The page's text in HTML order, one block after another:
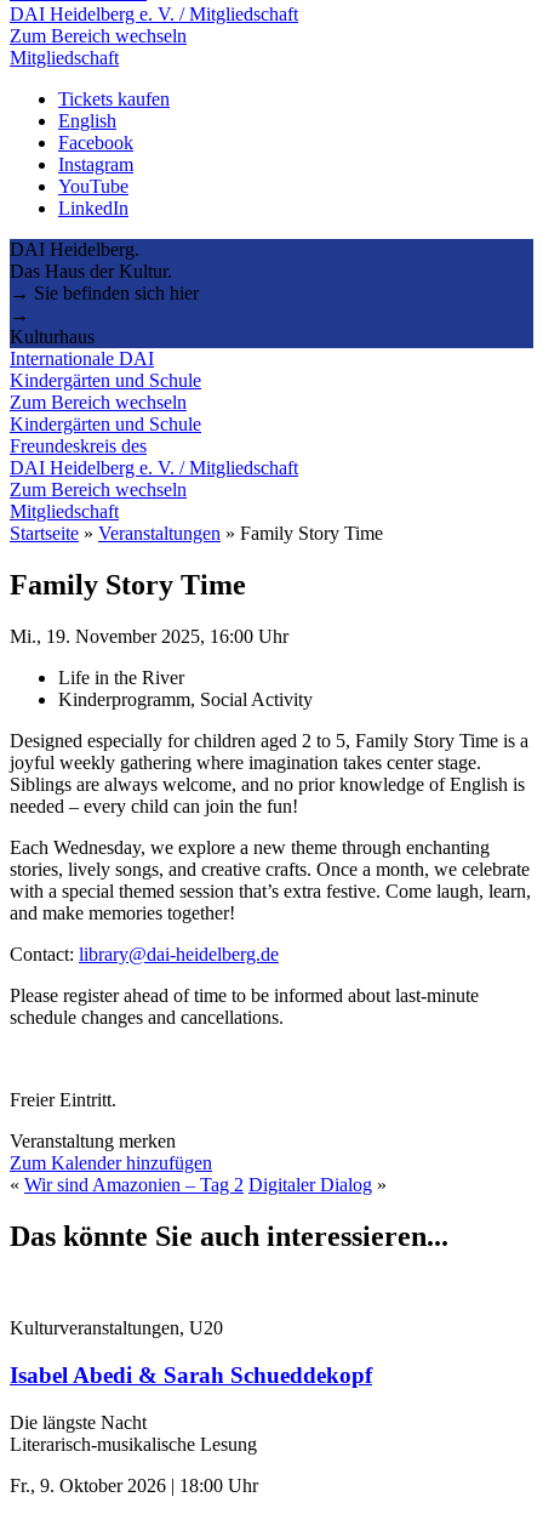
DAI Heidelberg e. V. / Mitgliedschaft
Zum Bereich wechseln
Mitgliedschaft
Tickets kaufen
English
Facebook
Instagram
YouTube
LinkedIn
DAI Heidelberg.
Das Haus der Kultur.
→ Sie befinden sich hier
→
Kulturhaus
Internationale DAI
Kindergärten und Schule
Zum Bereich wechseln
Kindergärten und Schule
Freundeskreis des
DAI Heidelberg e. V. / Mitgliedschaft
Zum Bereich wechseln
Mitgliedschaft
Startseite » Veranstaltungen » Family Story Time
Family Story Time
Mi., 19. November 2025, 16:00 Uhr
Life in the River
Kinderprogramm, Social Activity
Designed especially for children aged 2 to 5, Family Story Time is a
joyful weekly gathering where imagination takes center stage.
Siblings are always welcome, and no prior knowledge of English is
needed – every child can join the fun!
Each Wednesday, we explore a new theme through enchanting
stories, lively songs, and creative crafts. Once a month, we celebrate
with a special themed session that’s extra festive. Come laugh, learn,
and make memories together!
Contact: library@dai-heidelberg.de
Please register ahead of time to be informed about last-minute
schedule changes and cancellations.
Freier Eintritt.
Veranstaltung merken
Zum Kalender hinzufügen
« Wir sind Amazonien – Tag 2 Digitaler Dialog »
Das könnte Sie auch interessieren...
Kulturveranstaltungen, U20
Isabel Abedi & Sarah Schueddekopf
Die längste Nacht
Literarisch-musikalische Lesung
Fr., 9. Oktober 2026 | 18:00 Uhr